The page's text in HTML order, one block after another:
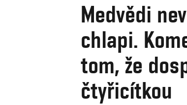
Medvědi
chlapi.
tom, že
čtyřicítkou